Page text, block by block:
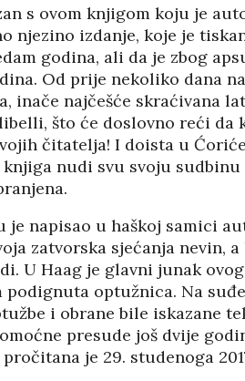
s ovom knjigom koju je
njezino izdanje, koje je
godina, ali da je zbog
Od prije nekoliko dana
inače najčešće skraćivana
što će doslovno reći
čitatelja! I doista u
knjiga nudi svu svoju
napisao u haškoj samici
zatvorska sjećanja nevin,
U Haag je glavni junak
podignuta optužnica. Na
i obrane bile iskazane
presude još dvije
je 29. studenoga
HRVATI U